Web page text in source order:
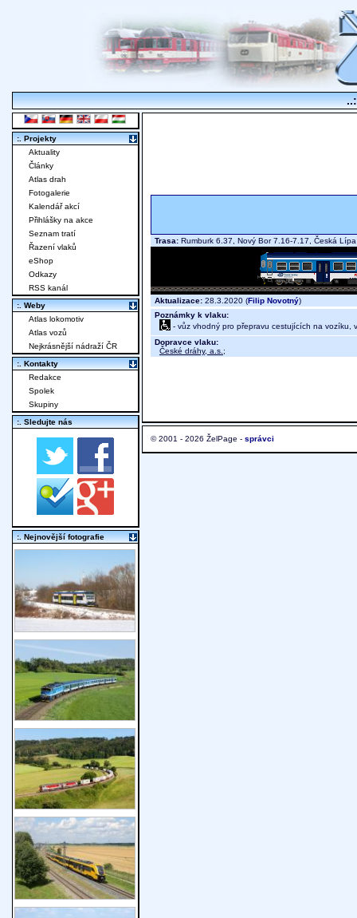
Trasa: Rumburk 6.37, Nový Bor 7.16-7.17, Česká
Aktualizace: 28.3.2020 (Filip Novotný)
Poznámky k vlaku:
- vůz vhodný pro přepravu cestujících na vozíku,
Dopravce vlaku:
České dráhy, a.s. ;
© 2001 - 2026 ŽelPage - správci
:. Projekty
Aktuality
Články
Atlas drah
Fotogalerie
Kalendář akcí
Přihlášky na akce
Seznam tratí
Řazení vlaků
eShop
Odkazy
RSS kanál
:. Weby
Atlas lokomotiv
Atlas vozů
Nejkrásnější nádraží ČR
:. Kontakty
Redakce
Spolek
Skupiny
:. Sledujte nás
:. Nejnovější fotografie